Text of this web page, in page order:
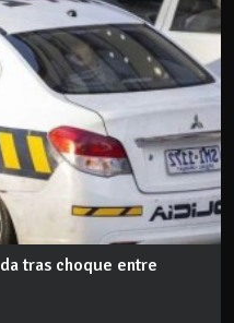
tras choque entre